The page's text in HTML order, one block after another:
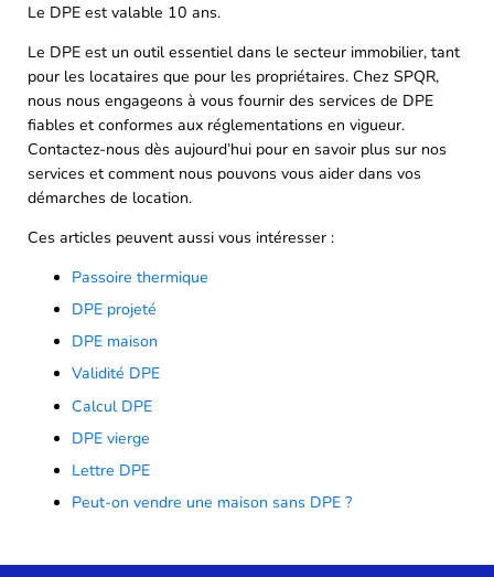
Le DPE est valable 10 ans.
Le DPE est un outil essentiel dans le secteur immobilier, tant
pour les locataires que pour les propriétaires. Chez SPQR,
nous nous engageons à vous fournir des services de DPE
fiables et conformes aux réglementations en vigueur.
Contactez-nous dès aujourd’hui pour en savoir plus sur nos
services et comment nous pouvons vous aider dans vos
démarches de location.
Ces articles peuvent aussi vous intéresser :
Passoire thermique
DPE projeté
DPE maison
Validité DPE
Calcul DPE
DPE vierge
Lettre DPE
Peut-on vendre une maison sans DPE ?